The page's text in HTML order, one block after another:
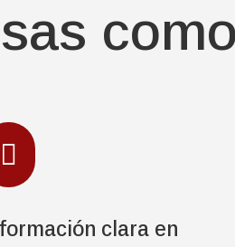

clara en